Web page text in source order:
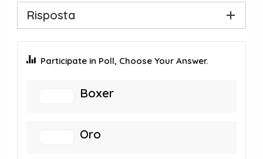
Risposta
Participate in Poll, Choose Your Answer.
Boxer
Oro